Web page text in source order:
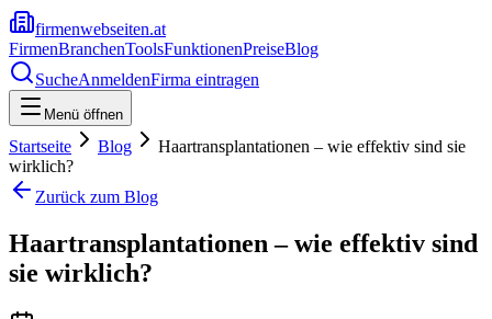
firmenwebseiten.at
FirmenBranchenToolsFunktionenPreiseBlog
SucheAnmeldenFirma eintragen
Menü öffnen
Startseite Blog
Haartransplantationen – wie effektiv sind sie
wirklich?
Zurück zum Blog
Haartransplantationen – wie effektiv sind
sie wirklich?